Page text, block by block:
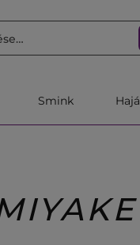
Smink